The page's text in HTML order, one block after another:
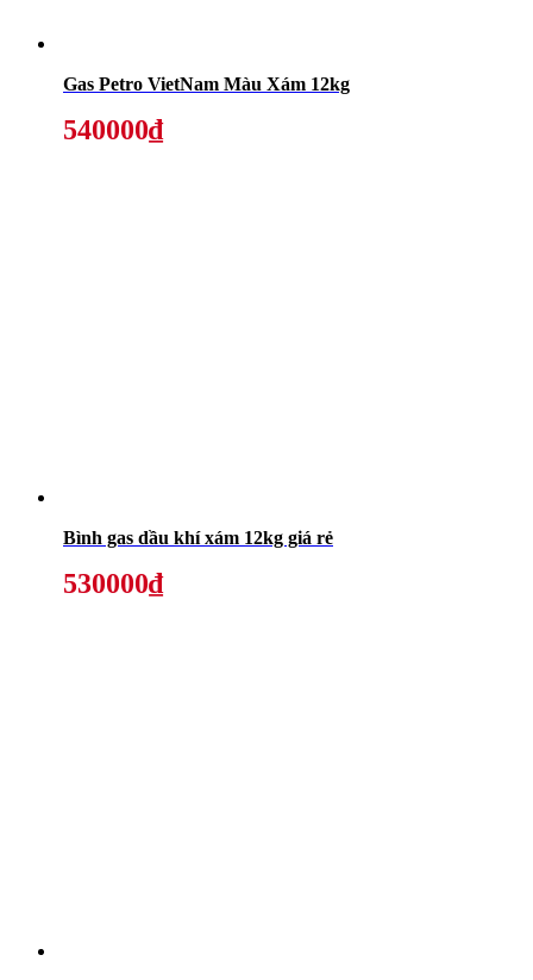
Gas Petro VietNam Màu Xám 12kg
540000₫
Bình gas dầu khí xám 12kg giá rẻ
530000₫